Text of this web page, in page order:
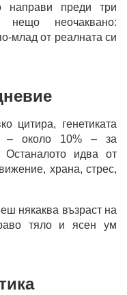
направи преди три
нещо неочаквано:
млад от реалната си
цитира, генетиката
– около 10% – за
Останалото идва от
храна, стрес,
някаква възраст на
тяло и ясен ум